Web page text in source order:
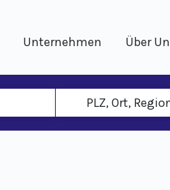
Unternehmen Über